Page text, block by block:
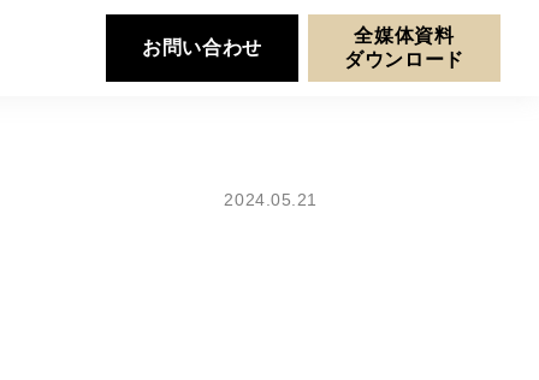
お問い合わせ
全媒体資料
ダウンロード
2024.05.21